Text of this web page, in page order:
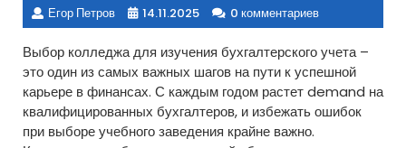
Егор Петров 14.11.2025 0 комментариев
Выбор колледжа для изучения бухгалтерского учета –
это один из самых важных шагов на пути к успешной
карьере в финансах. С каждым годом растет demand на
квалифицированных бухгалтеров, и избежать ошибок
при выборе учебного заведения крайне важно.